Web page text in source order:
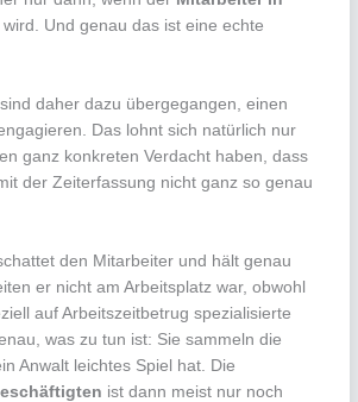
wird. Und genau das ist eine echte
daher dazu übergegangen, einen
Das lohnt sich natürlich nur
ganz konkreten Verdacht haben, dass
der Zeiterfassung nicht ganz so genau
den Mitarbeiter und hält genau
er nicht am Arbeitsplatz war, obwohl
auf Arbeitszeitbetrug spezialisierte
was zu tun ist: Sie sammeln die
Anwalt leichtes Spiel hat. Die
ist dann meist nur noch